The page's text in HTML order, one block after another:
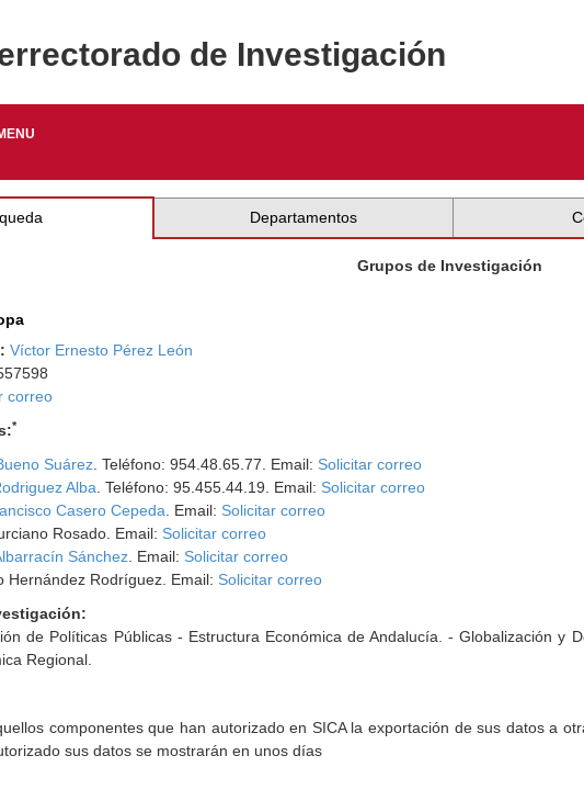
de Investigación
Departamentos
Grupos de Investigación
Víctor Ernesto Pérez León
correo
*
Suárez . Teléfono: 954.48.65.77. Email: Solicitar correo
Alba . Teléfono: 95.455.44.19. Email: Solicitar correo
Casero Cepeda . Email: Solicitar correo
Rosado. Email: Solicitar correo
Sánchez . Email: Solicitar correo
Hernández Rodríguez. Email: Solicitar correo
de Políticas Públicas - Estructura Económica de Andalucía. - Globalización y
Regional.
componentes que han autorizado en SICA la exportación de sus datos a
sus datos se mostrarán en unos días